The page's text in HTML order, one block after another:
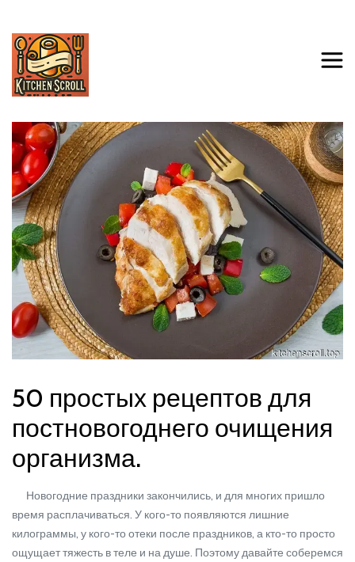
50 простых рецептов для
постновогоднего очищения
организма.
Новогодние праздники закончились, и для многих пришло
время расплачиваться. У кого-то появляются лишние
килограммы, у кого-то отеки после праздников, а кто-то просто
ощущает тяжесть в теле и на душе. Поэтому давайте соберемся